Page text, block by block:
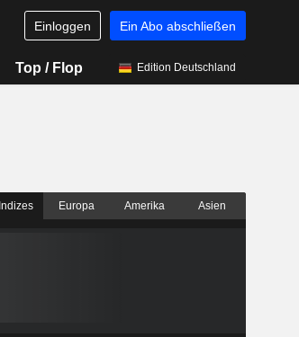
Einloggen Ein Abo abschließen
Top / Flop Edition Deutschland
Indizes Europa Amerika Asien